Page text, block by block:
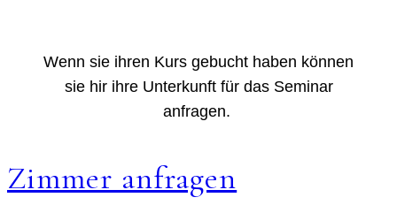
Wenn sie ihren Kurs gebucht haben können
sie hir ihre Unterkunft für das Seminar
anfragen.
Zimmer anfragen